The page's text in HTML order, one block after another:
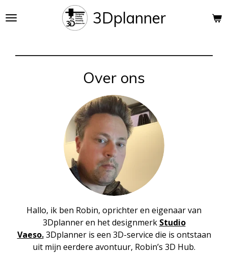
direct
3Dplanner
Over ons
Hallo, ik ben Robin, oprichter en eigenaar van
3Dplanneren het designmerk Studio
Vaeso.3Dplanner is een 3D-service die is ontstaan
uit mijn eerdere avontuur, Robin’s 3D Hub.